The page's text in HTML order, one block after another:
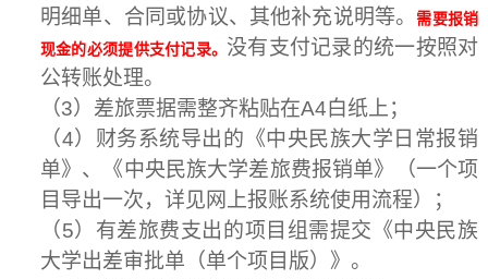
明细单、合同或协议、其他补充说明等。
需要报销
现金的必须提供支付记录。 没有支付记录的统一按照对
公转账处理。
（3）差旅票据需整齐粘贴在A4白纸上；
（4）财务系统导出的《中央民族大学日常报销
单》、《中央民族大学差旅费报销单》（一个项
目导出一次，详见网上报账系统使用流程）；
（5）有差旅费支出的项目组需提交《中央民族
大学出差审批单（单个项目版）》。